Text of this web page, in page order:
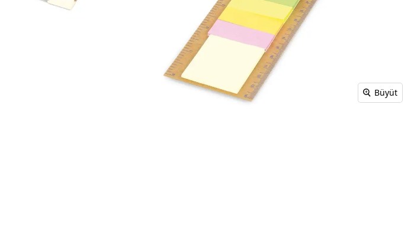
Roller Kalemler
Scrikss Kalemler
Powerbank Defter
Wireless Masa Lambası
Baskılı Masa Örtüsü
Büyüt